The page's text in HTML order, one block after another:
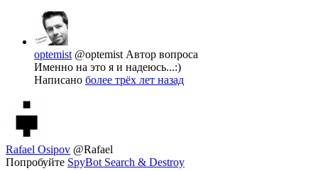
optemist @optemist Автор вопроса
Именно на это я и надеюсь...:)
Написано более трёх лет назад
Rafael Osipov @Rafael
Попробуйте SpyBot Search & Destroy